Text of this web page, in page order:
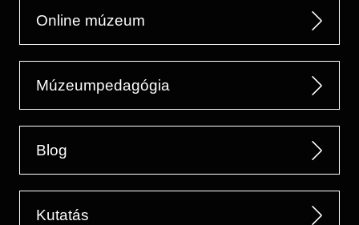
Online múzeum
Múzeumpedagógia
Blog
Kutatás